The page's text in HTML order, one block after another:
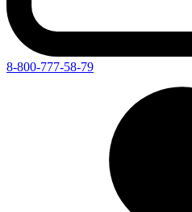
8-800-777-58-79